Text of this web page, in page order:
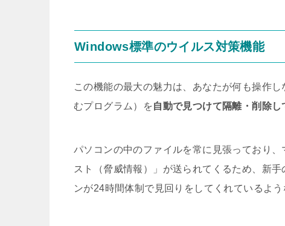
Windows標準のウイルス対策機能
この機能の最大の魅力は、あなたが何も操作
むプログラム）を自動で見つけて隔離・削除し
パソコンの中のファイルを常に見張っており
スト（脅威情報）」が送られてくるため、新
ンが24時間体制で見回りをしてくれているよう